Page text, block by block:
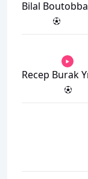
Bilal Boutobba
Recep Burak